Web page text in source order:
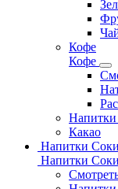
Кофе
Кофе
Какао
Напитки
Напитки